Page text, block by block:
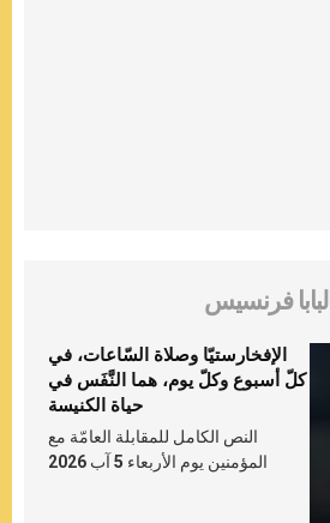
البابا فرنسيس
الإفخارستيّا وصلاة السّاعات، في
كلّ أسبوع وكلّ يوم، هما النَّفَس في
حياة الكنيسة
النص الكامل للمقابلة العامّة مع
المؤمنين يوم الأربعاء 5 آب 2026